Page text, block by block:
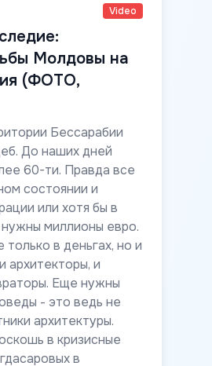
Video
Молдовы на
(ФОТО,
Бессарабии
До наших дней
60-ти. Правда все
состоянии и
или хотя бы в
миллионы евро.
в деньгах, но и
архитекторы, и
Еще нужны
- это ведь не
архитектуры.
в кризисные
в